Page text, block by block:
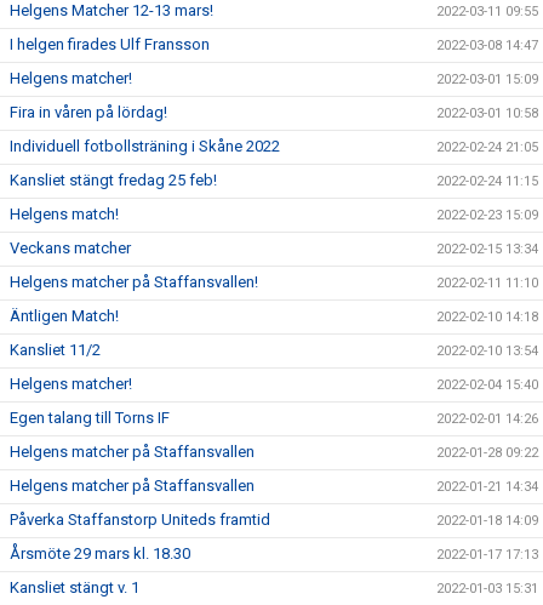
Helgens Matcher 12-13 mars! 2022-03-11 09:55
I helgen firades Ulf Fransson 2022-03-08 14:47
Helgens matcher! 2022-03-01 15:09
Fira in våren på lördag! 2022-03-01 10:58
Individuell fotbollsträning i Skåne 2022 2022-02-24 21:05
Kansliet stängt fredag 25 feb! 2022-02-24 11:15
Helgens match! 2022-02-23 15:09
Veckans matcher 2022-02-15 13:34
Helgens matcher på Staffansvallen! 2022-02-11 11:10
Äntligen Match! 2022-02-10 14:18
Kansliet 11/2 2022-02-10 13:54
Helgens matcher! 2022-02-04 15:40
Egen talang till Torns IF 2022-02-01 14:26
Helgens matcher på Staffansvallen 2022-01-28 09:22
Helgens matcher på Staffansvallen 2022-01-21 14:34
Påverka Staffanstorp Uniteds framtid 2022-01-18 14:09
Årsmöte 29 mars kl. 18.30 2022-01-17 17:13
Kansliet stängt v. 1 2022-01-03 15:31